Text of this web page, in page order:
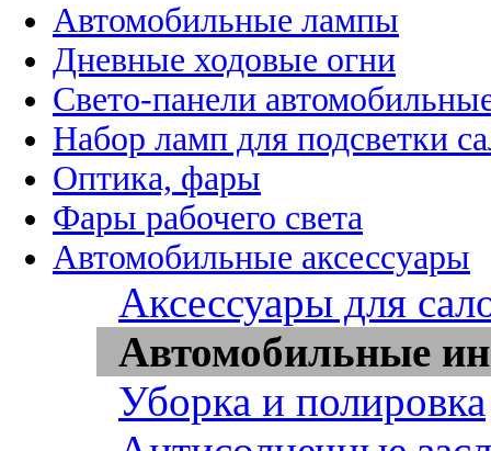
Автомобильные лампы
Дневные ходовые огни
Свето-панели
Набор ламп для подсветки
Оптика, фары
Фары рабочего света
Автомобильные аксессуары
Аксессуары для
Автомобильные
Уборка и полировка